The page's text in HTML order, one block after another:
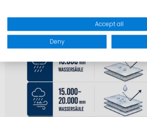
Accept all
Deny